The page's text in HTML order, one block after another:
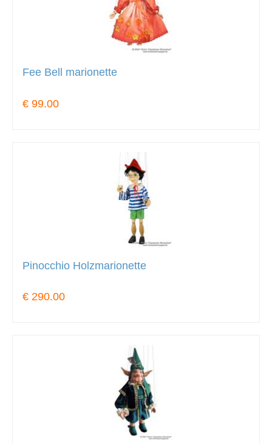
Fee Bell marionette
€ 99.00
Pinocchio Holzmarionette
€ 290.00